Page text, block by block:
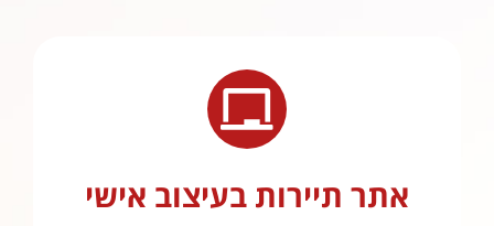
אתר תיירות בעיצוב אישי